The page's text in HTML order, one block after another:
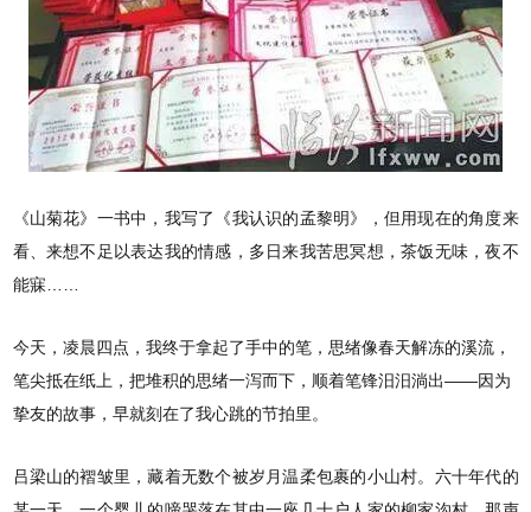
《山菊花》一书中，我写了《我认识的孟黎明》，但用现在的角度来
看、来想不足以表达我的情感，多日来我苦思冥想，茶饭无味，夜不
能寐……
今天，凌晨四点，我终于拿起了手中的笔，思绪像春天解冻的溪流，
笔尖抵在纸上，把堆积的思绪一泻而下，顺着笔锋汨汨淌出——因为
挚友的故事，早就刻在了我心跳的节拍里。
吕梁山的褶皱里，藏着无数个被岁月温柔包裹的小山村。六十年代的